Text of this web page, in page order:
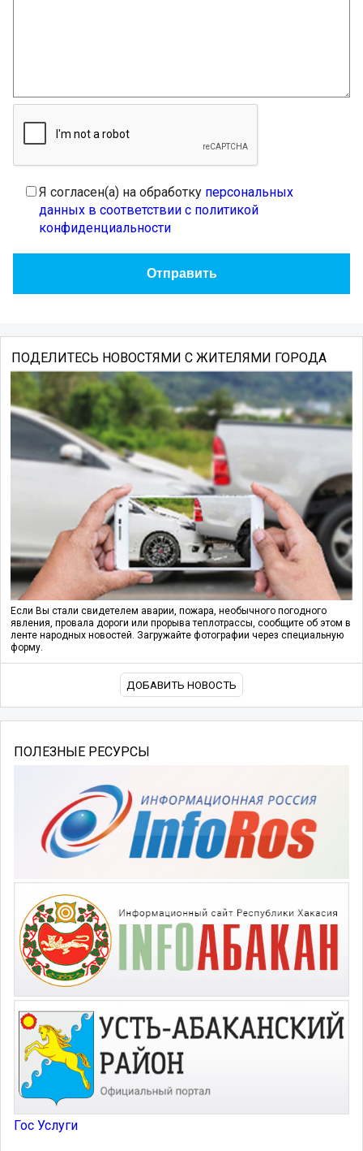
Я согласен(а) на обработку персональных
данных в соответствии с политикой
конфиденциальности
ПОДЕЛИТЕСЬ НОВОСТЯМИ С ЖИТЕЛЯМИ ГОРОДА
Если Вы стали свидетелем аварии, пожара, необычного погодного
явления, провала дороги или прорыва теплотрассы, сообщите об этом в
ленте народных новостей. Загружайте фотографии через специальную
форму.
ДОБАВИТЬ НОВОСТЬ
ПОЛЕЗНЫЕ РЕСУРСЫ
Гос Услуги